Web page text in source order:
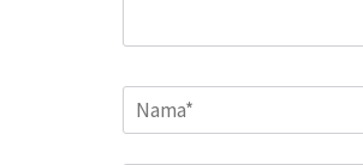
Name*